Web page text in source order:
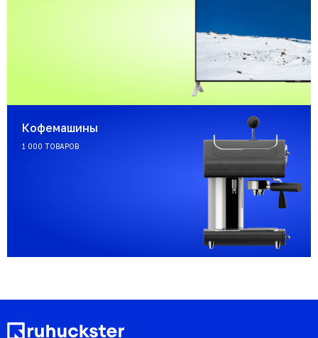
Кофемашины
1 000 ТОВАРОВ